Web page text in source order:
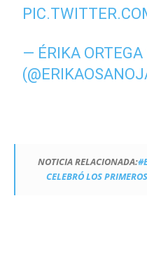
— ÉRIKA
NOTICIA RELACIONADA:
CELEBRÓ LOS